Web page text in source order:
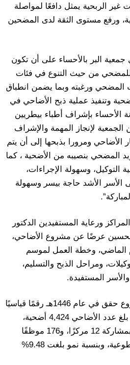
غير الربحية يمثل دافعًا لمواصلة
ورفع مستوى الثقة لدى المضحين
البر بالأحساء على أن تكون
للمضحي من حيث التنوع في فئات
المضحي ورغبته وبما يضمن انطباق
وتنفيذ عملية ذبح الأضاحي في
الأحساء بإشراف أطباء بيطريين
لإنجاز المهمة والإشراف
الأضاحي ومرورا بذبحها إلى أن يتم
المضحي بنصيبه من الأضحية ، كما
التوكيل، وسهولة الإجراءات،
الأسر الأشد حاجة بيسر وسهولة
ورعاية المستفيدين الدكتور
الحسين عرضًا عن مشروع الأضاحي،
الماضي، وخطة العمل لموسم
ومراحل الذبح والتسليم،
المستفيدة.
وأوضح الحسين أن المشروع حقق في عام 1446هـ رقمًا قياسيًا
في تاريخ الجمعية، بعد أن بلغ عدد الأضاحي 4,424 أضحية،
وصلت إلى 5,194 أسرة، بمشاركة 12 مركزًا، و176 موظفًا
وموظفة، و5,329 ساعة تطوعية، وبنسبة نمو بلغت 9.48%